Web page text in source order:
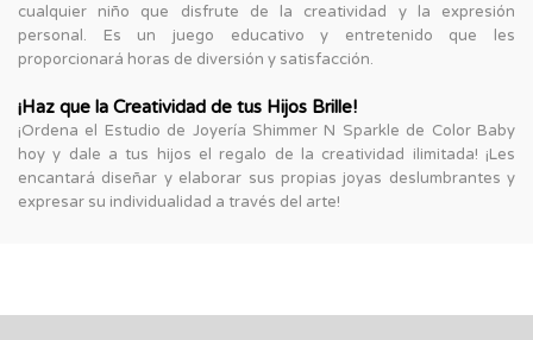
cualquier niño que disfrute de la creatividad y la expresión
personal. Es un juego educativo y entretenido que les
proporcionará horas de diversión y satisfacción.
¡Haz que la Creatividad de tus Hijos Brille!
¡Ordena el Estudio de Joyería Shimmer N Sparkle de Color Baby
hoy y dale a tus hijos el regalo de la creatividad ilimitada! ¡Les
encantará diseñar y elaborar sus propias joyas deslumbrantes y
expresar su individualidad a través del arte!